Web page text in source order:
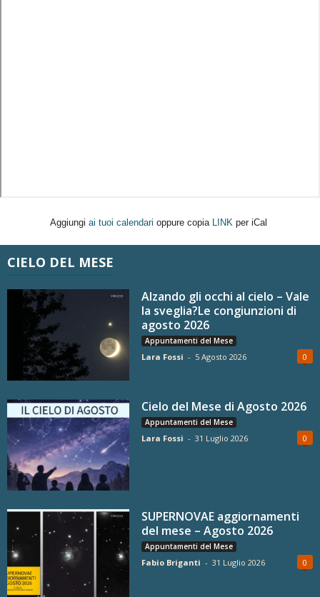
Aggiungi ai tuoi calendari oppure copia LINK per iCal
CIELO DEL MESE
Alzando gli occhi al cielo – Vale
la sveglia?Le congiunzioni di
agosto 2026
Appuntamenti del Mese
Lara Fossi - 5 Agosto 2026 0
Cielo del Mese di Agosto 2026
Appuntamenti del Mese
Lara Fossi - 31 Luglio 2026 0
SUPERNOVAE aggiornamenti
del mese – Agosto 2026
Appuntamenti del Mese
Fabio Briganti - 31 Luglio 2026 0